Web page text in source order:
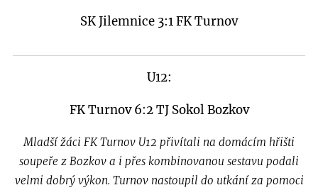
SK Jilemnice 3:1 FK Turnov
U12:
FK Turnov 6:2 TJ Sokol Bozkov
Mladší žáci FK Turnov U12 přivítali na domácím hřišti
soupeře z Bozkov a i přes kombinovanou sestavu podali
velmi dobrý výkon. Turnov nastoupil do utkání za pomoci